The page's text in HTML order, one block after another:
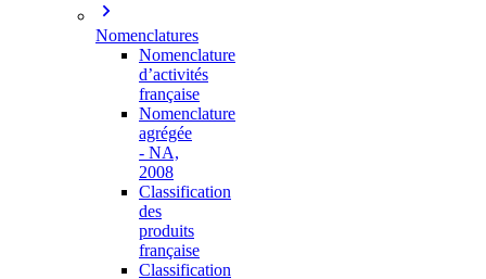
Nomenclatures
Nomenclature
d’activités
française
Nomenclature
agrégée
- NA,
2008
Classification
des
produits
française
Classification